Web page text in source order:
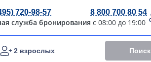
720-98-57 8 800 700 80 54
служба бронирования с 08:00 до 19:00
2 взрослых Поиск